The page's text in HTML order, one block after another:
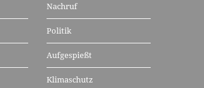
Nachruf
Politik
Aufgespießt
Klimaschutz